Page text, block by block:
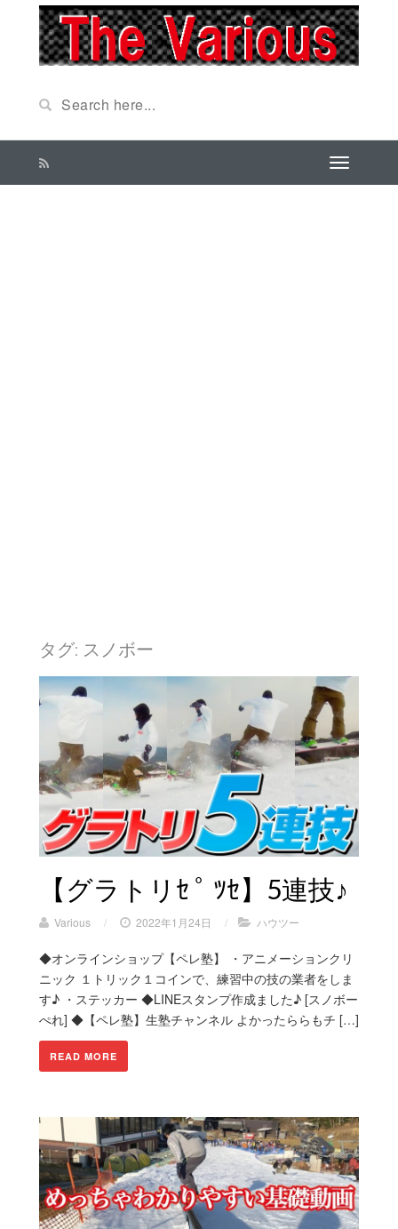
タグ: スノボー
【グラトリｾ ﾟ ﾂｾ】5連技♪
Various / 2022年1月24日 / ハウツー
◆オンラインショップ【ペレ塾】 ・アニメーションクリ
ニック １トリック１コインで、練習中の技の業者をしま
す♪ ・ステッカー ◆LINEスタンプ作成ました♪ [スノボー
ぺれ] ◆【ペレ塾】生塾チャンネル よかったららもチ […]
READ MORE